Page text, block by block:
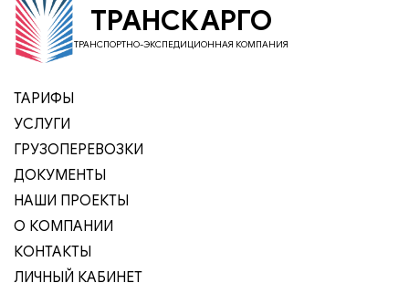
ТРАНСКАРГО
ТРАНСПОРТНО-ЭКСПЕДИЦИОННАЯ КОМПАНИЯ
ТАРИФЫ
УСЛУГИ
ГРУЗОПЕРЕВОЗКИ
ДОКУМЕНТЫ
НАШИ ПРОЕКТЫ
О КОМПАНИИ
КОНТАКТЫ
ЛИЧНЫЙ КАБИНЕТ